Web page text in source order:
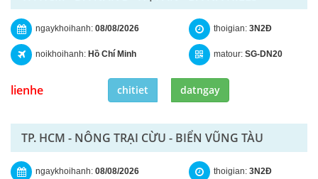
ngaykhoihanh: 08/08/2026
noikhoihanh: Hồ Chí Minh
thoigian: 3N2Đ
matour: SG-DN20
lienhe chitiet datngay
TP. HCM - NÔNG TRẠI CỪU - BIỂN VŨNG TÀU
ngaykhoihanh: 08/08/2026 thoigian: 3N2Đ